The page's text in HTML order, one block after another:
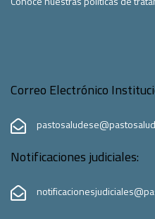
Correo Electrónico
Notificaciones judiciales: